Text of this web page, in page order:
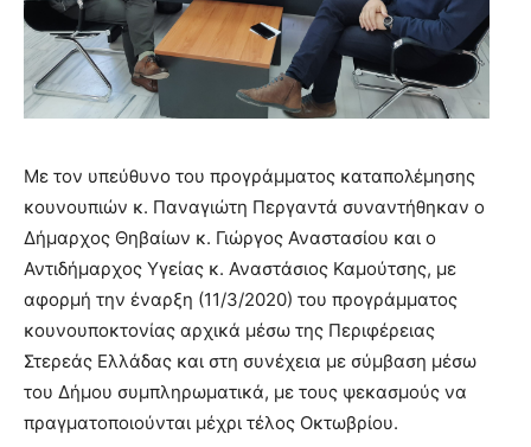
Με τον υπεύθυνο του προγράμματος καταπολέμησης
κουνουπιών κ. Παναγιώτη Περγαντά συναντήθηκαν ο
Δήμαρχος Θηβαίων κ. Γιώργος Αναστασίου και ο
Αντιδήμαρχος Υγείας κ. Αναστάσιος Καμούτσης, με
αφορμή την έναρξη (11/3/2020) του προγράμματος
κουνουποκτονίας αρχικά μέσω της Περιφέρειας
Στερεάς Ελλάδας και στη συνέχεια με σύμβαση μέσω
του Δήμου συμπληρωματικά, με τους ψεκασμούς να
πραγματοποιούνται μέχρι τέλος Οκτωβρίου.